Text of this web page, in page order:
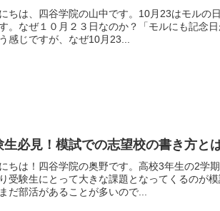
ちは、四谷学院の山中です。10月23はモルの
。なぜ１０月２３日なのか？「モルにも記念日
感じですが、なぜ10月23...
生必見！模試での志望校の書き方と
ちは！四谷学院の奥野です。高校3年生の2学期
受験生にとって大きな課題となってくるのが
だ部活があることが多いので...